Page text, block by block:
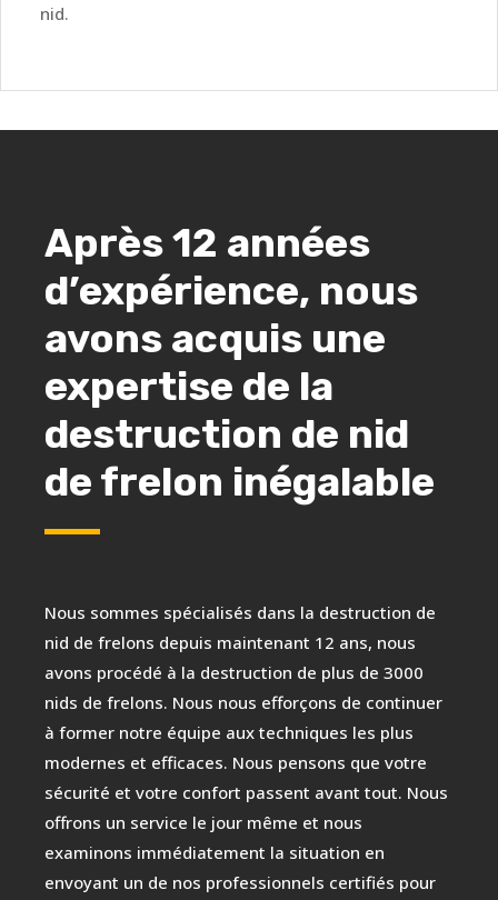
nid.
Après 12 années
d’expérience, nous
avons acquis une
expertise de la
destruction de nid
de frelon inégalable
Nous sommes spécialisés dans la destruction de
nid de frelons depuis maintenant 12 ans, nous
avons procédé à la destruction de plus de 3000
nids de frelons. Nous nous efforçons de continuer
à former notre équipe aux techniques les plus
modernes et efficaces. Nous pensons que votre
sécurité et votre confort passent avant tout. Nous
offrons un service le jour même et nous
examinons immédiatement la situation en
envoyant un de nos professionnels certifiés pour